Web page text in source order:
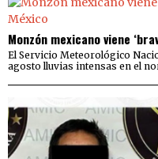
Monzón mexicano viene
El Servicio Meteorológico
agosto lluvias intensas en el